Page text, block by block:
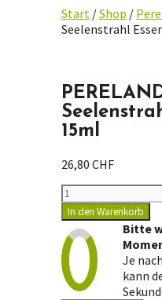
Start /Shop /
Seelenstrahl
15ml
26,80 CHF
PERELANDRA®
Seelenstrahl
Essenz
08;
15ml
Menge
In den Warenkorb
Bitte
Je
kann